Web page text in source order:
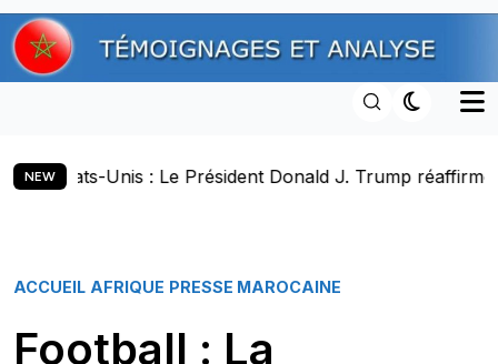
Skip
to
content
NEW
Président Donald J. Trump réaffirme la souveraineté
ACCUEIL AFRIQUE PRESSE MAROCAINE
Football : La